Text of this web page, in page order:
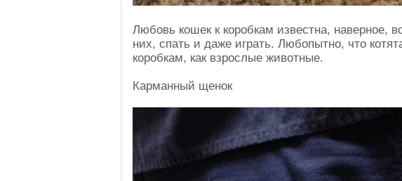
Любовь кошек к коробкам известна, наверное,
них, спать и даже играть. Любопытно, что
коробкам, как взрослые животные.
Карманный щенок